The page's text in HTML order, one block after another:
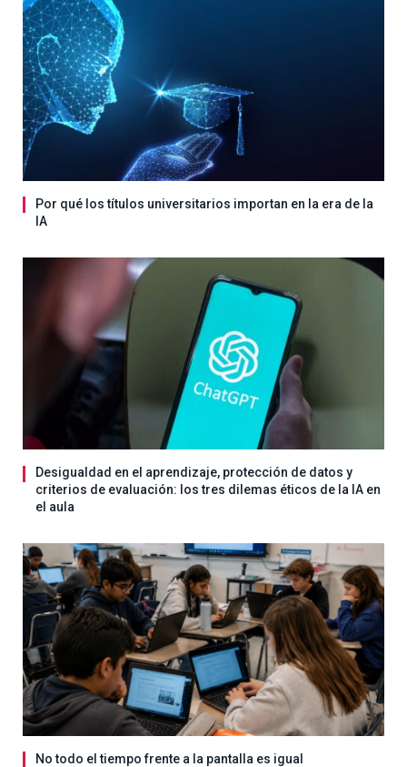
Por qué los títulos universitarios importan en la era de la
IA
Desigualdad en el aprendizaje, protección de datos y
criterios de evaluación: los tres dilemas éticos de la IA en
el aula
No todo el tiempo frente a la pantalla es igual